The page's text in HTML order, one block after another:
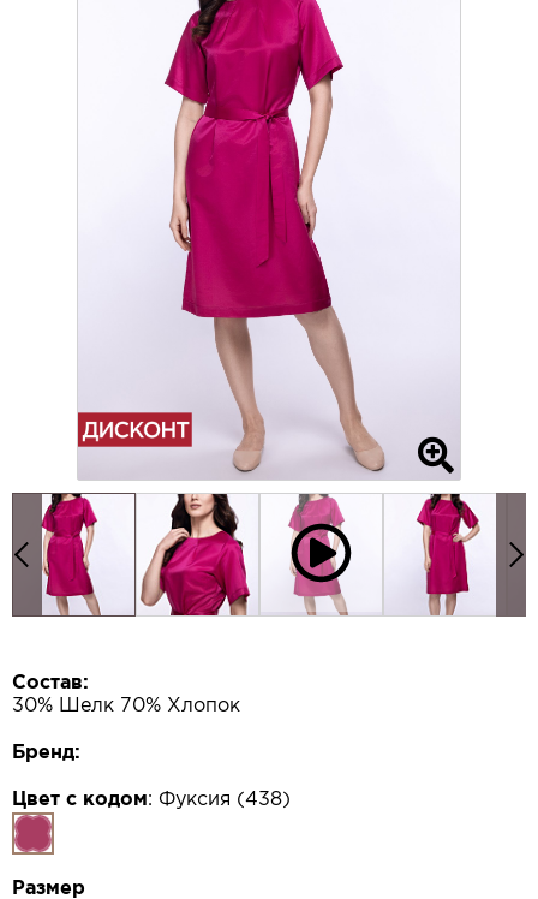
Состав:
30% Шелк 70% Хлопок
Бренд:
Цвет с кодом: Фуксия (438)
Размер